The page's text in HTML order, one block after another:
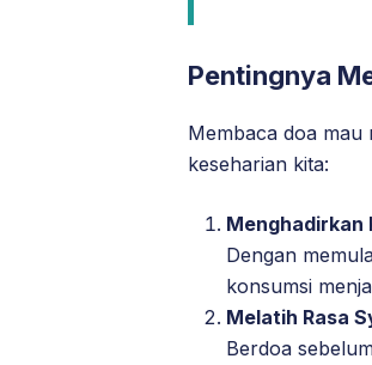
Pentingnya
Membaca doa mau
keseharian kita:
Menghadirkan
Dengan
konsumsi
Melatih Rasa
Berdoa